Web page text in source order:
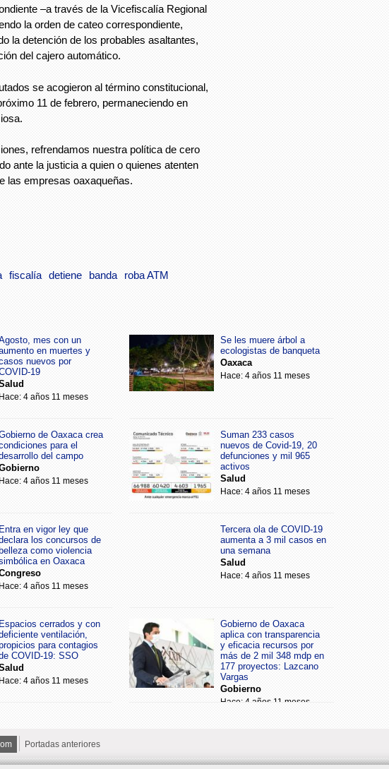
–a través de la Vicefiscalía Regional
la orden de cateo correspondiente,
la detención de los probables asaltantes,
del cajero automático.
se acogieron al término constitucional,
11 de febrero, permaneciendo en
refrendamos nuestra política de cero
ante la justicia a quien o quienes atenten
las empresas oaxaqueñas.
fiscalía detiene banda roba ATM
mes con un
en muertes y
nuevos por
19
Hace: 4 años 11 meses
Se les muere árbol a
ecologistas de banqueta
Oaxaca
Hace: 4 años 11 meses
de Oaxaca crea
para el
del campo
Hace: 4 años 11 meses
Suman 233 casos
nuevos de Covid-19, 20
defunciones y mil 965
activos
Salud
Hace: 4 años 11 meses
Entra en vigor ley que
los concursos de
belleza como violencia
en Oaxaca
Hace: 4 años 11 meses
Tercera ola de COVID-19
aumenta a 3 mil casos en
una semana
Salud
Hace: 4 años 11 meses
Espacios cerrados y con
ventilación,
para contagios
COVID-19: SSO
Hace: 4 años 11 meses
Gobierno de Oaxaca
aplica con transparencia
y eficacia recursos por
más de 2 mil 348 mdp en
177 proyectos: Lazcano
Vargas
Gobierno
Hace: 4 años 11 meses
Portadas anteriores